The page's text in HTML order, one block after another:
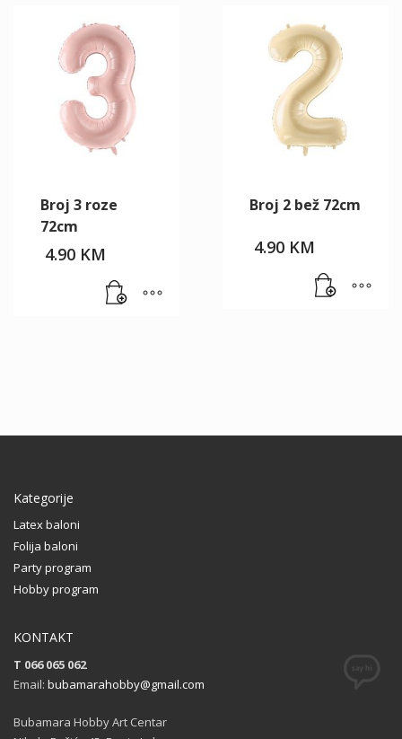
Broj 3 roze
72cm
4.90 KM
Broj 2 bež 72cm
4.90 KM
Kategorije
Latex baloni
Folija baloni
Party program
Hobby program
KONTAKT
T 066 065 062
Email: bubamarahobby@gmail.com
Bubamara Hobby Art Centar